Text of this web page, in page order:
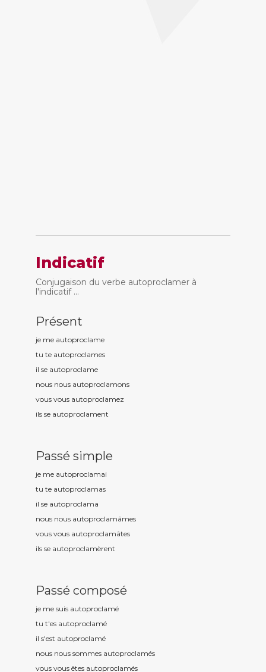
Indicatif
Conjugaison du verbe autoproclamer à
l'indicatif ...
Présent
je me autoproclame
tu te autoproclames
il se autoproclame
nous nous autoproclamons
vous vous autoproclamez
ils se autoproclament
Passé simple
je me autoproclamai
tu te autoproclamas
il se autoproclama
nous nous autoproclamâmes
vous vous autoproclamâtes
ils se autoproclamèrent
Passé composé
je me suis autoproclamé
tu t'es autoproclamé
il s'est autoproclamé
nous nous sommes autoproclamés
vous vous êtes autoproclamés